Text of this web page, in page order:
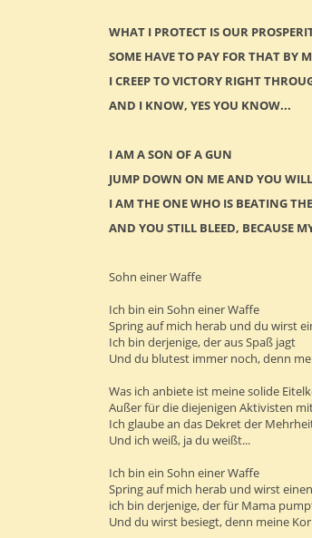
WHAT I PROTECT IS OUR
SOME HAVE TO PAY FOR THAT BY
I CREEP TO VICTORY RIGHT
AND I KNOW, YES YOU KNOW...
I AM A SON OF A GUN
JUMP DOWN ON ME AND YOU
I AM THE ONE WHO IS BEATING
AND YOU STILL BLEED, BECAUSE
Sohn einer Waffe
Ich bin ein Sohn einer Waffe
Spring auf mich herab und du wirst
Ich bin derjenige, der aus Spaß jagt
Und du blutest immer noch, denn
Was ich anbiete ist meine solide
Außer für die diejenigen Aktivisten
Ich glaube an das Dekret der
Und ich weiß, ja du weißt...
Ich bin ein Sohn einer Waffe
Spring auf mich herab und wirst
ich bin derjenige, der für Mama
Und du wirst besiegt, denn meine